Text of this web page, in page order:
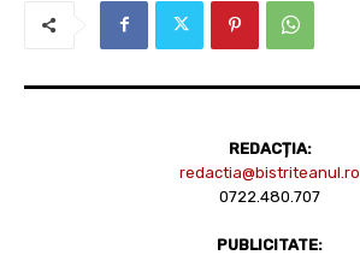
REDACȚIA:
redactia@bistriteanul.ro
0722.480.707
PUBLICITATE: